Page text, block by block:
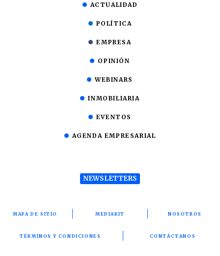
ACTUALIDAD
POLÍTICA
EMPRESA
OPINIÓN
WEBINARS
INMOBILIARIA
EVENTOS
AGENDA EMPRESARIAL
NEWSLETTERS
MAPA DE SITIO MEDIAKIT NOSOTROS
TÉRMINOS Y CONDICIONES CONTÁCTANOS